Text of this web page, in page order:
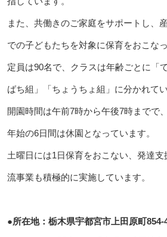
また、共働きのご家庭をサポートし、
での子どもたちを対象に保育をおこなっ
定員は90名で、クラスは年齢ごとに「
ばち組」「ちょうちょ組」に分かれて
開園時間は午前7時から午後7時までで
年始の6日間は休園となっています。
土曜日には1日保育をおこない、発達
流事業も積極的に実施しています。
●所在地：栃木県宇都宮市上田原町854-